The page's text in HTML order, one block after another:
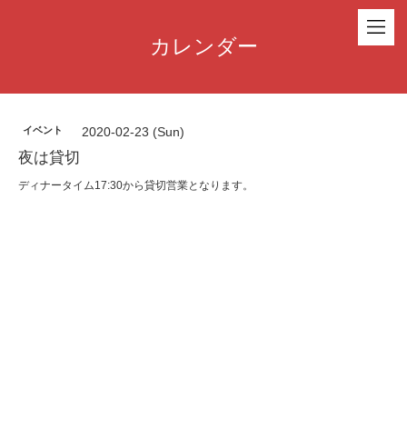
カレンダー
イベント 2020-02-23 (Sun)
夜は貸切
ディナータイム17:30から貸切営業となります。